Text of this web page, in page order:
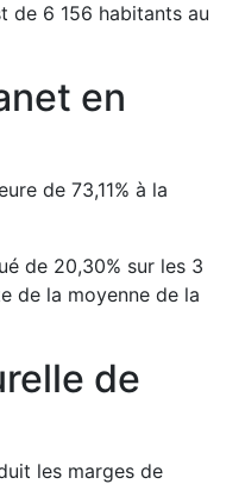
de 6 156 habitants au
en
de 73,11% à la
de 20,30% sur les 3
de la moyenne de la
de
les marges de